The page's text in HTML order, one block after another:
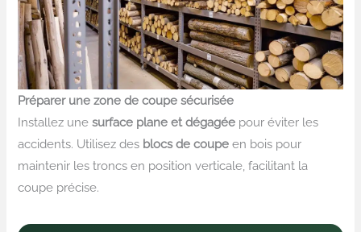
Préparer une zone de coupe sécurisée
Installez unesurface plane et dégagée pour éviter les
accidents. Utilisez des blocs de coupe en bois pour
maintenir les troncs en position verticale, facilitant la
coupe précise.